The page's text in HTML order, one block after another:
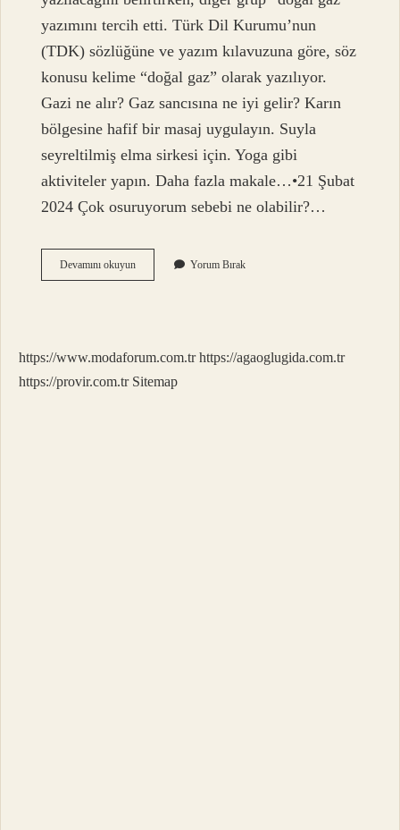
yazımını tercih etti. Türk Dil Kurumu’nun
(TDK) sözlüğüne ve yazım kılavuzuna göre, söz
konusu kelime “doğal gaz” olarak yazılıyor.
Gazi ne alır? Gaz sancısına ne iyi gelir? Karın
bölgesine hafif bir masaj uygulayın. Suyla
seyreltilmiş elma sirkesi için. Yoga gibi
aktiviteler yapın. Daha fazla makale…•21 Şubat
2024 Çok osuruyorum sebebi ne olabilir?…
Devamını okuyunGaze
Mi
Yorum Bırak
https://www.modaforum.com.tr https://agaoglugida.com.tr
https://provir.com.tr Sitemap